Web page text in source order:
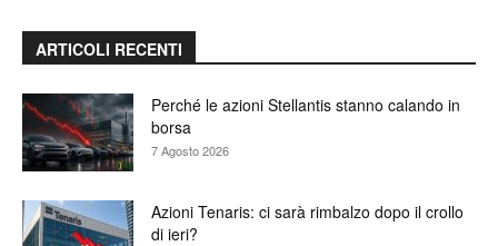
ARTICOLI RECENTI
Perché le azioni Stellantis stanno calando in
borsa
7 Agosto 2026
Azioni Tenaris: ci sarà rimbalzo dopo il crollo
di ieri?